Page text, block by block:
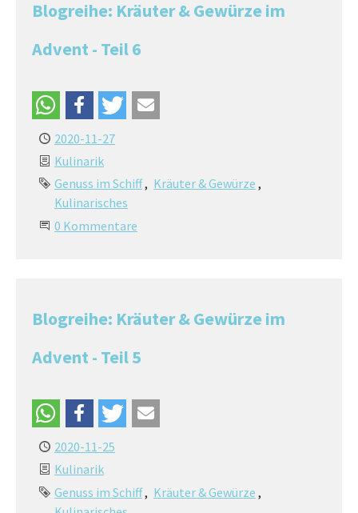
Blogreihe: Kräuter & Gewürze im
Advent - Teil 6
2020-11-27
Kulinarik
Genuss im Schiff
Kräuter & Gewürze
Kulinarisches
0 Kommentare
Blogreihe: Kräuter & Gewürze im
Advent - Teil 5
2020-11-25
Kulinarik
Genuss im Schiff
Kräuter & Gewürze